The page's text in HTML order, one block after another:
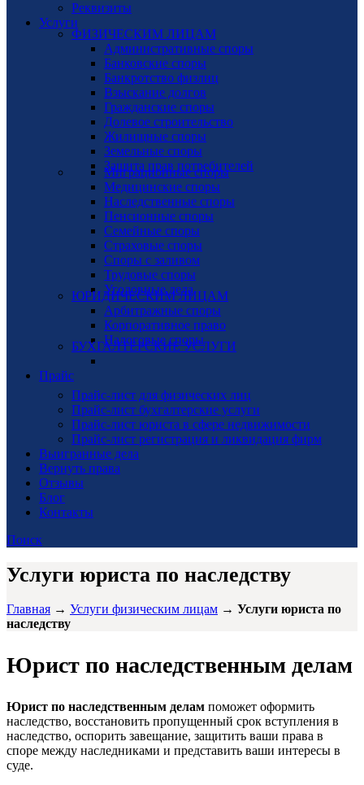
Реквизиты
Услуги
ФИЗИЧЕСКИМ ЛИЦАМ
Административные споры
Банковские споры
Банкротство физлиц
Взыскание долгов
Гражданские споры
Долевое строительство
Жилищные споры
Земельные споры
Защита прав потребителей
Миграционные споры
Медицинские споры
Наследственные споры
Пенсионные споры
Семейные споры
Страховые споры
Споры с заливом
Трудовые споры
Уголовные дела
ЮРИДИЧЕСКИМ ЛИЦАМ
Арбитражные споры
Корпоративное право
Налоговые споры
БУХГАЛТЕРСКИЕ УСЛУГИ
Прайс
Прайс-лист для физических лиц
Прайс-лист бухгалтерские услуги
Прайс-лист юриста в сфере недвижимости
Прайс-лист регистрация и ликвидация фирм
Выигранные дела
Вернуть права
Отзывы
Блог
Контакты
Поиск
Услуги юриста по наследству
Главная → Услуги физическим лицам → Услуги юриста по
наследству
Юрист по наследственным делам
Юрист по наследственным делам поможет оформить
наследство, восстановить пропущенный срок вступления в
наследство, оспорить завещание, защитить ваши права в
споре между наследниками и представить ваши интересы в
суде.